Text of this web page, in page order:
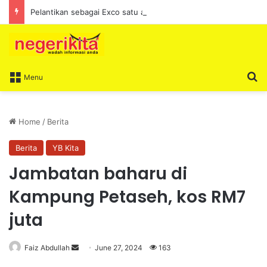
Menu
Home / Berita
Berita YB Kita
Jambatan baharu di
Kampung Petaseh, kos RM7
juta
Faiz Abdullah June 27, 2024 163